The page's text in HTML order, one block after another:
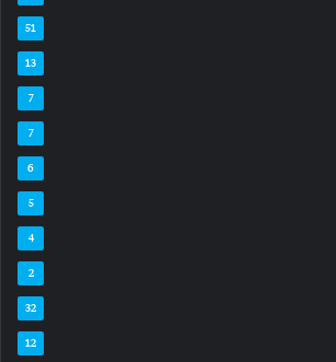
51
13
7
7
6
5
4
2
32
12